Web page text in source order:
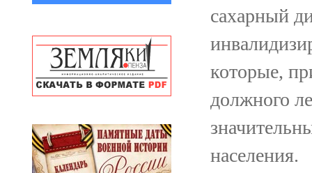
сахарный
которые,
должного
населения.